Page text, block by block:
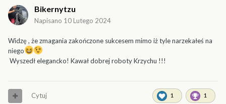
Bikernytzu
Napisano 10 Lutego 2024
Widzę , że zmagania zakończone sukcesem mimo iż tyle narzekałeś na
niego
Wyszedł elegancko! Kawał dobrej roboty Krzychu !!!
1 1
Cytuj